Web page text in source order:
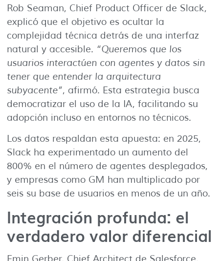
Rob Seaman, Chief Product Officer de Slack,
explicó que el objetivo es ocultar la
complejidad técnica detrás de una interfaz
natural y accesible. “Queremos que los
usuarios interactúen con agentes y datos sin
tener que entender la arquitectura
subyacente”, afirmó. Esta estrategia busca
democratizar el uso de la IA, facilitando su
adopción incluso en entornos no técnicos.
Los datos respaldan esta apuesta: en 2025,
Slack ha experimentado un aumento del
800% en el número de agentes desplegados,
y empresas como GM han multiplicado por
seis su base de usuarios en menos de un año.
Integración profunda: el
verdadero valor diferencial